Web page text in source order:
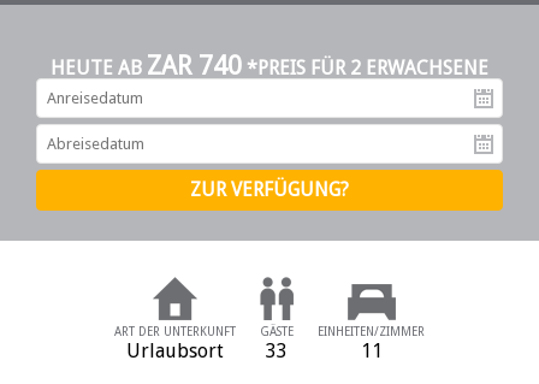
HEUTE AB ZAR 740 *PREIS FÜR 2 ERWACHSENE
ART DER UNTERKUNFT
Urlaubsort
GÄSTE
33
EINHEITEN/ZIMMER
11